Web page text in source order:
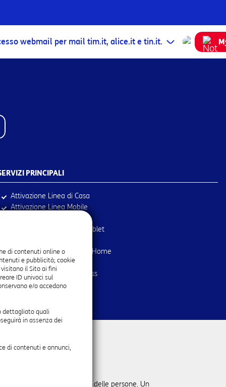
PRINCIPALI
Attivazione Linea di Casa
Attivazione Linea Mobile
Vendita Smartphone e Tablet
Attivazione Servizi Smart Home
Prenota Appuntamento
Attivazione Servizi Business
Assistenza Tecnica
e per la sicurezza in strada delle persone. Un
di contenuti online o
e pubblicità; cookie
il Sito ai fini
ID univoci sul
e/o accedono
dettagliato quali
in assenza dei
di contenuti e annunci,